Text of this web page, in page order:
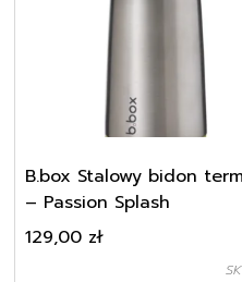
B.box Stalowy bidon
– Passion Splash
129,00 zł